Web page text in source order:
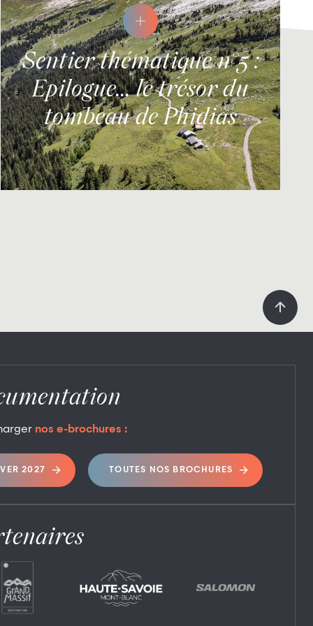
Sentier thématique n°5 :
Epilogue… le trésor du
tombeau de Phidias
nos e-brochures :
2027 TOUTES NOS BROCHURES